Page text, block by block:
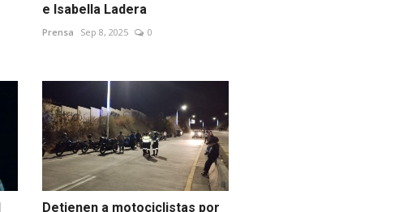
e Isabella Ladera
Prensa Sep 8, 2025 0
Detienen a motociclistas por